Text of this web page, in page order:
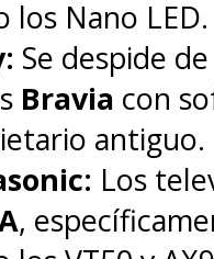
los Nano LED.
Se despide
Bravia con
antiguo.
Los
,